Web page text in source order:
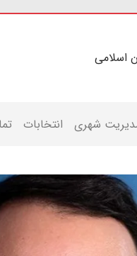
اسلامی
شهری انتخابات